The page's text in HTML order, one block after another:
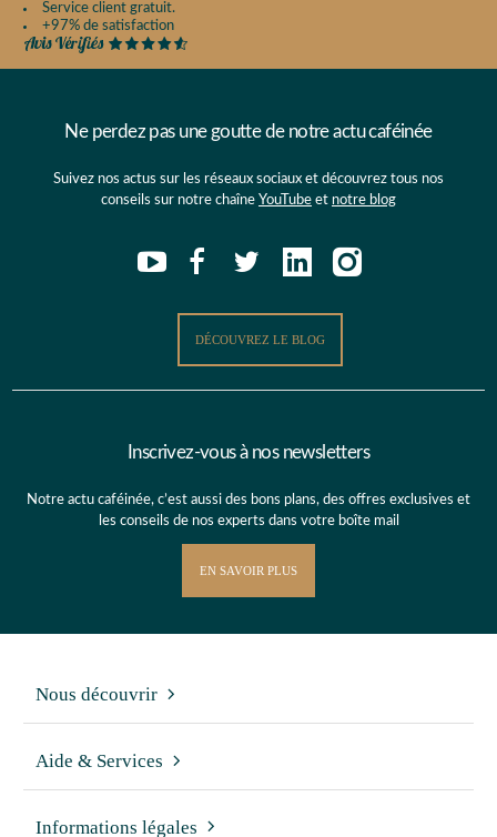
Service client gratuit.
+97% de satisfaction
Ne perdez pas une goutte de notre actu caféinée
Suivez nos actus sur les réseaux sociaux et découvrez tous nos
conseils sur notre chaîne YouTube et notre blog
DÉCOUVREZ LE BLOG
Inscrivez-vous à nos newsletters
Notre actu caféinée, c’est aussi des bons plans, des offres exclusives et
les conseils de nos experts dans votre boîte mail
EN SAVOIR PLUS
Nous découvrir
Aide & Services
Informations légales